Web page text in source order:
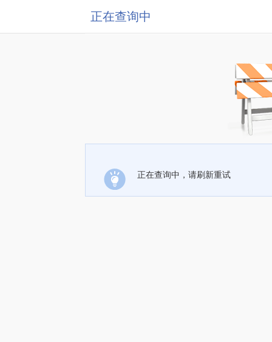
正在查询中
正在查询中，请刷新重试